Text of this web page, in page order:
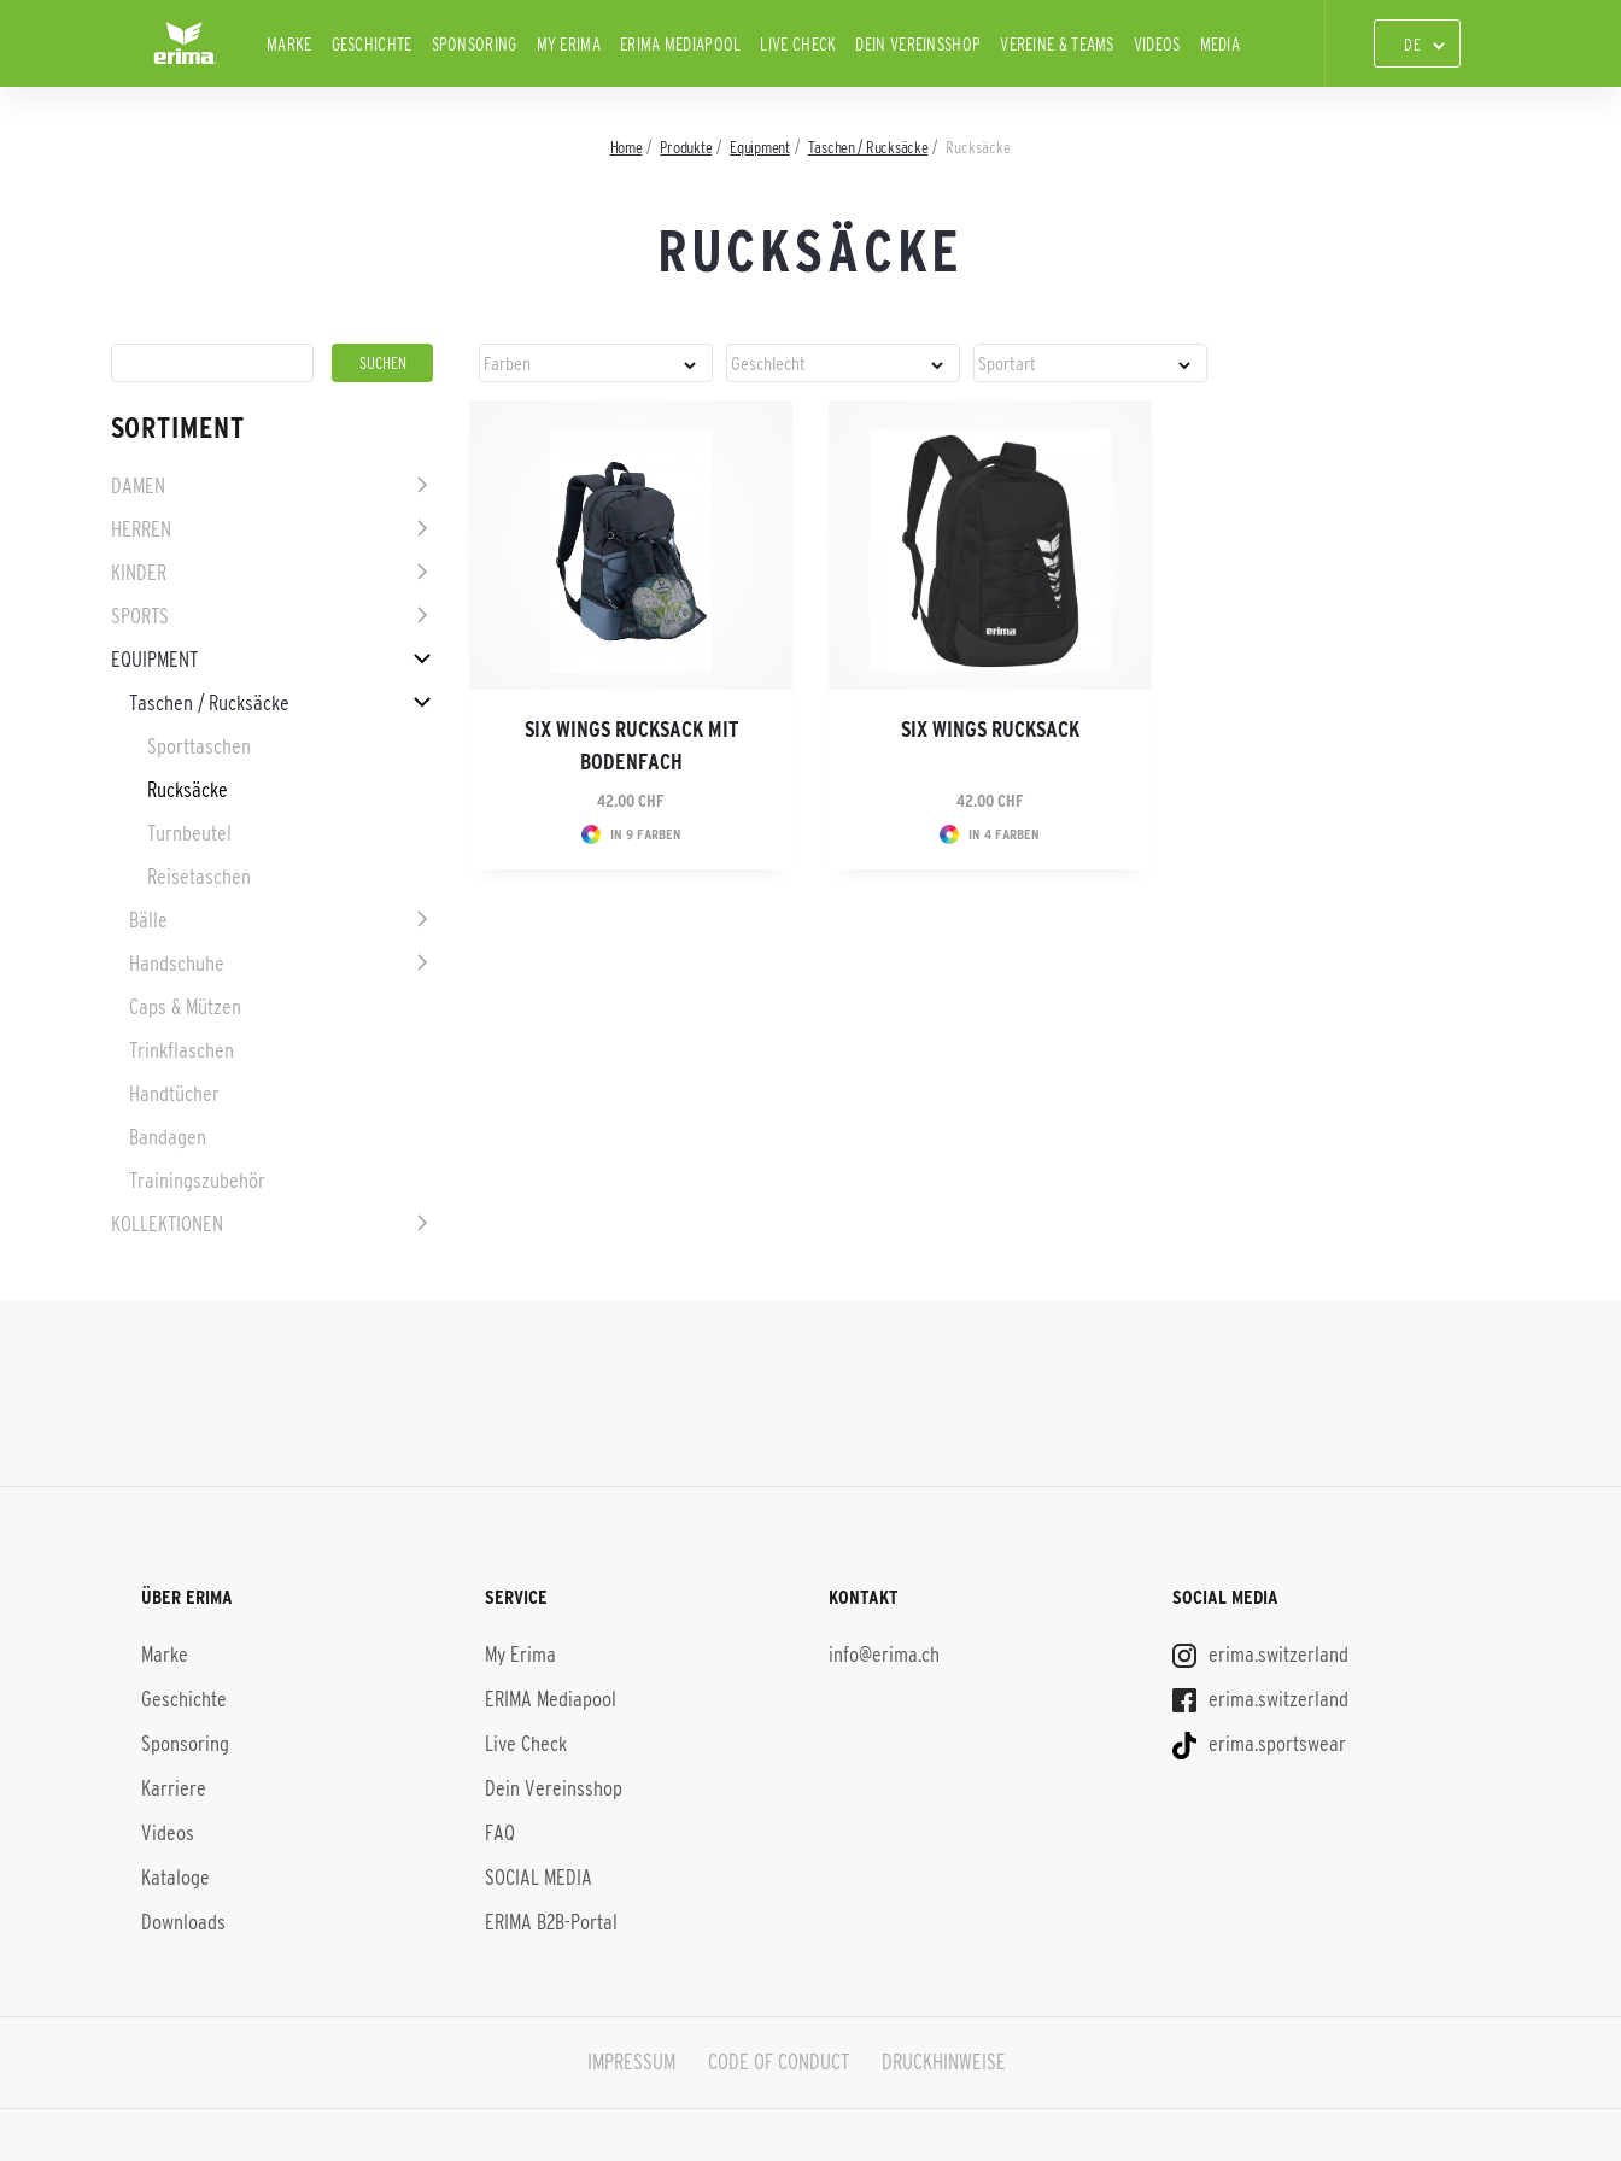
MARKE GESCHICHTE SPONSORING MY ERIMA ERIMA MEDIAPOOL LIVE CHECK DEIN VEREINSSHOP VEREINE & TEAMS VIDEOS MEDIA
Home Produkte Equipment Taschen / Rucksäcke Rucksäcke
RUCKSÄCKE
SORTIMENT
DAMEN
HERREN
KINDER
SPORTS
EQUIPMENT
Taschen / Rucksäcke
Sporttaschen
Rucksäcke
Turnbeutel
Reisetaschen
Bälle
Handschuhe
Caps & Mützen
Trinkflaschen
Handtücher
Bandagen
Trainingszubehör
KOLLEKTIONEN
SIX WINGS RUCKSACK MIT
BODENFACH
42.00 CHF
IN 9 FARBEN
SIX WINGS RUCKSACK
42.00 CHF
IN 4 FARBEN
ÜBER ERIMA
Marke
Geschichte
Sponsoring
Karriere
Videos
Kataloge
Downloads
SERVICE
My Erima
ERIMA Mediapool
Live Check
Dein Vereinsshop
FAQ
SOCIAL MEDIA
ERIMA B2B-Portal
KONTAKT
info@erima.ch
SOCIAL MEDIA
erima.switzerland
erima.switzerland
erima.sportswear
IMPRESSUM CODE OF CONDUCT DRUCKHINWEISE